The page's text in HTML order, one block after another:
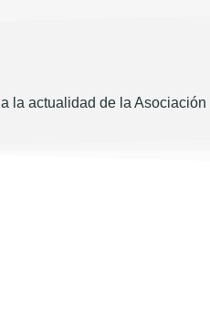
la actualidad de la